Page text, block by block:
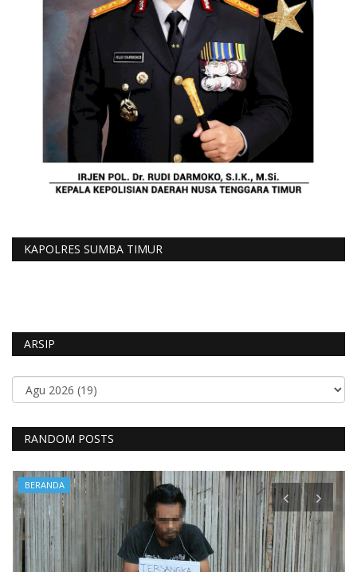
KAPOLRES SUMBA TIMUR
ARSIP
RANDOM POSTS
BERANDA